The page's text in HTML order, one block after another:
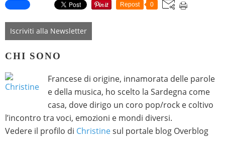
Repost 0
Iscriviti alla Newsletter
CHI SONO
Francese di origine, innamorata delle parole
e della musica, ho scelto la Sardegna come
casa, dove dirigo un coro pop/rock e coltivo
l’incontro tra voci, emozioni e mondi diversi.
Vedere il profilo di Christinesul portale blog Overblog